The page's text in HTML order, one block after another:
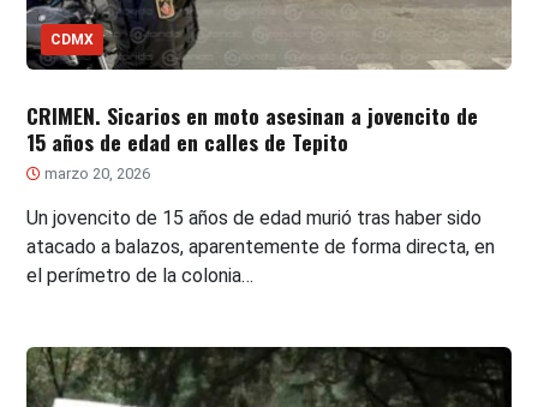
CDMX
CRIMEN. Sicarios en moto asesinan a jovencito de
15 años de edad en calles de Tepito
marzo 20, 2026
Un jovencito de 15 años de edad murió tras haber sido
atacado a balazos, aparentemente de forma directa, en
el perímetro de la colonia…